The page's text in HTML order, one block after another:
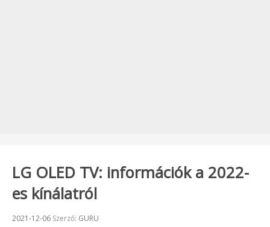
LG OLED TV: információk a 2022-
es kínálatról
Beküldve:
2021-12-06 Szerző: GURU